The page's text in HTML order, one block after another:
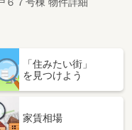
「住みたい街」
を見つけよう
家賃相場